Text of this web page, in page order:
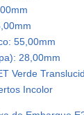
55,00mm
28,00mm
Verde
Incolor